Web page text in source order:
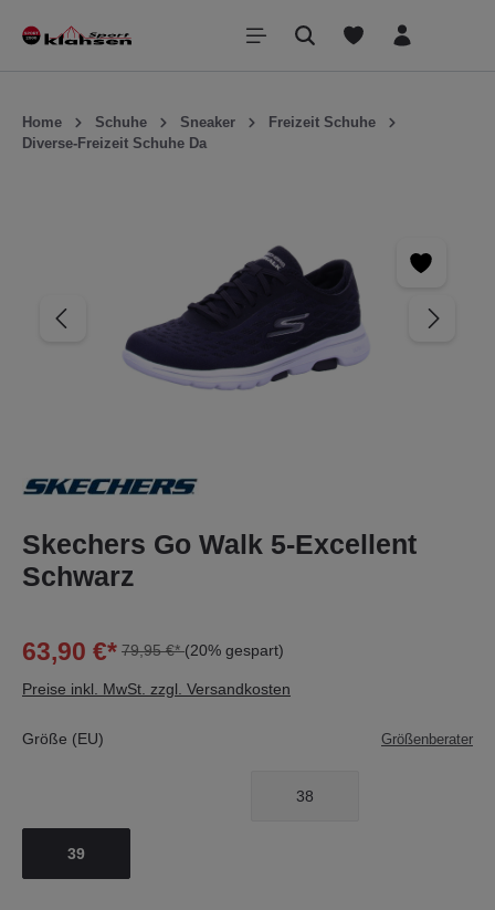
springen
Home Schuhe Sneaker
Freizeit Schuhe
Diverse-Freizeit Schuhe Da
Skechers Go Walk 5-Excellent
Schwarz
63,90 €* 79,95 €*(20% gespart)
Preise inkl. MwSt. zzgl. Versandkosten
Größe (EU) Größenberater
38
39